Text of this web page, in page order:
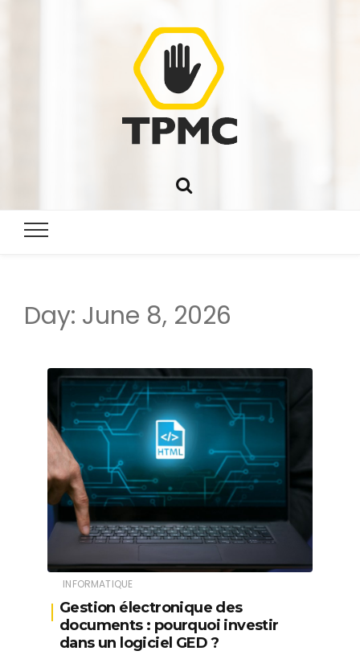
Day: June 8, 2026
INFORMATIQUE
Gestion électronique des
documents : pourquoi investir
dans un logiciel GED ?